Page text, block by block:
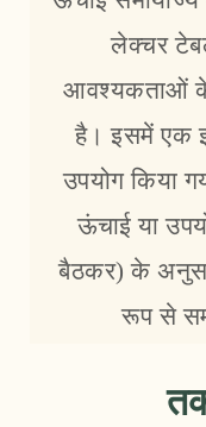
लेक्चर
आवश्यकताओं के
है। इसमें एक
उपयोग किया
ऊंचाई या
बैठकर) के
रूप से